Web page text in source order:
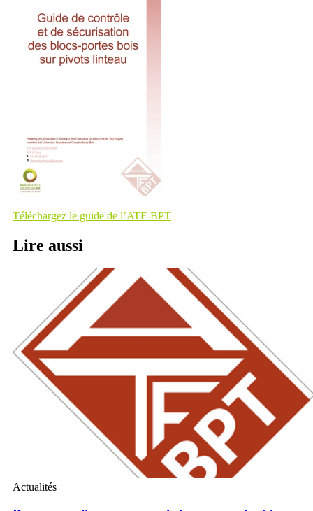
Téléchargez le guide de l’ATF-BPT
Lire aussi
Actualités